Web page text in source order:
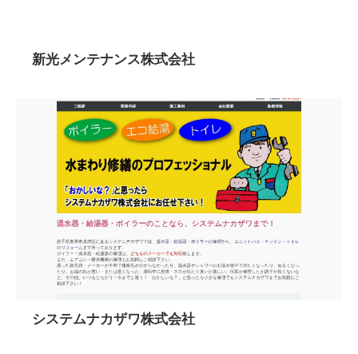
新光メンテナンス株式会社
システムナカザワ株式会社